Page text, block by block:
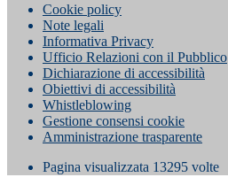
Cookie policy
Note legali
Informativa Privacy
Ufficio Relazioni con il Pubblico
Dichiarazione di accessibilità
Obiettivi di accessibilità
Whistleblowing
Gestione consensi cookie
Amministrazione trasparente
Pagina visualizzata 13295 volte